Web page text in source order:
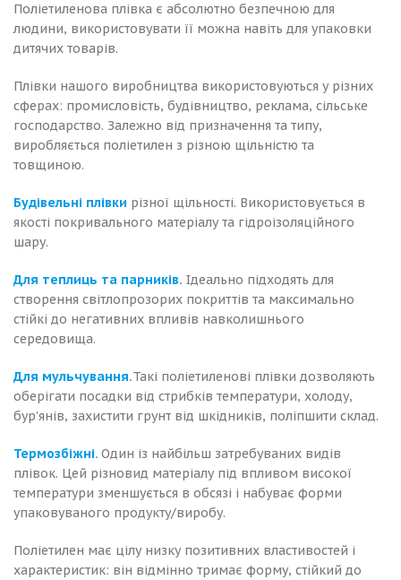
Поліетиленова плівка є абсолютно безпечною для
людини, використовувати її можна навіть для упаковки
дитячих товарів.
Плівки нашого виробництва використовуються у різних
сферах: промисловість, будівництво, реклама, сільське
господарство. Залежно від призначення та типу,
виробляється поліетилен з різною щільністю та
товщиною.
Будівельні плівки різної щільності. Використовується в
якості покривального матеріалу та гідроізоляційного
шару.
Для теплиць та парників. Ідеально підходять для
створення світлопрозорих покриттів та максимально
стійкі до негативних впливів навколишнього
середовища.
Для мульчування.Такі поліетиленові плівки дозволяють
оберігати посадки від стрибків температури, холоду,
бур'янів, захистити грунт від шкідників, поліпшити склад.
Термозбіжні. Один із найбільш затребуваних видів
плівок. Цей різновид матеріалу під впливом високої
температури зменшується в обсязі і набуває форми
упаковуваного продукту/виробу.
Поліетилен має цілу низку позитивних властивостей і
характеристик: він відмінно тримає форму, стійкий до